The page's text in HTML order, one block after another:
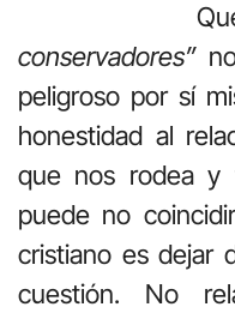
Que
conservadores”no
peligroso por sí
honestidad al
que nos rodea y
puede no
cristiano es dejar
cuestión. No